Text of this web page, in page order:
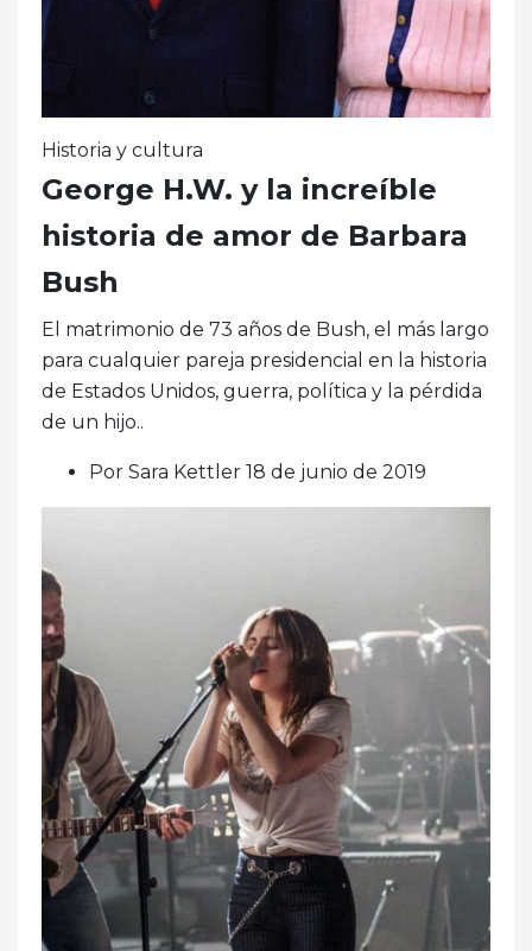
Historia y cultura
George H.W. y la increíble
historia de amor de Barbara
Bush
El matrimonio de 73 años de Bush, el más largo
para cualquier pareja presidencial en la historia
de Estados Unidos, guerra, política y la pérdida
de un hijo..
Por Sara Kettler 18 de junio de 2019